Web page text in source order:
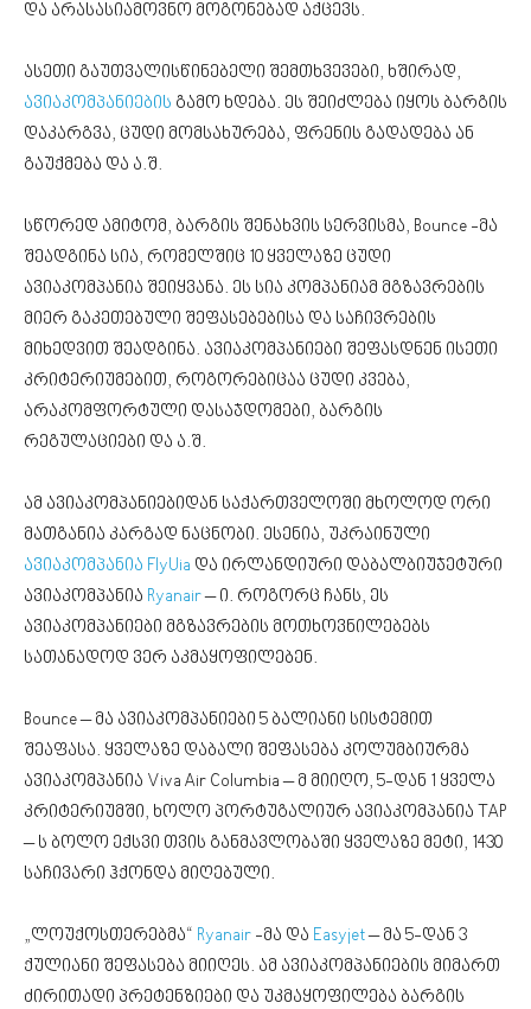
და არასასიამოვნო მოგონებად აქცევს.
ასეთი გაუთვალისწინებელი შემთხვევები, ხშირად,
ავიაკომპანიების გამო ხდება. ეს შეიძლება იყოს ბარგის
დაკარგვა, ცუდი მომსახურება, ფრენის გადადება ან
გაუქმება და ა.შ.
სწორედ ამიტომ, ბარგის შენახვის სერვისმა, Bounce -მა
შეადგინა სია, რომელშიც 10 ყველაზე ცუდი
ავიაკომპანია შეიყვანა. ეს სია კომპანიამ მგზავრების
მიერ გაკეთებული შეფასებებისა და საჩივრების
მიხედვით შეადგინა. ავიაკომპანიები შეფასდნენ ისეთი
კრიტერიუმებით, როგორებიცაა ცუდი კვება,
არაკომფორტული დასაჯდომები, ბარგის
რეგულაციები და ა.შ.
ამ ავიაკომპანიებიდან საქართველოში მხოლოდ ორი
მათგანია კარგად ნაცნობი. ესენია, უკრაინული
ავიაკომპანია FlyUia და ირლანდიური დაბალბიუჯეტური
ავიაკომპანია Ryanair– ი. როგორც ჩანს, ეს
ავიაკომპანიები მგზავრების მოთხოვნილებებს
სათანადოდ ვერ აკმაყოფილებენ.
Bounce – მა ავიაკომპანიები 5 ბალიანი სისტემით
შეაფასა. ყველაზე დაბალი შეფასება კოლუმბიურმა
ავიაკომპანია Viva Air Columbia – მ მიიღო, 5-დან 1 ყველა
კრიტერიუმში, ხოლო პორტუგალიურ ავიაკომპანია TAP
– ს ბოლო ექსვი თვის განმავლობაში ყველაზე მეტი, 1430
საჩივარი ჰქონდა მიღებული.
„ლოუქოსთერებმა“ Ryanair -მა და Easyjet– მა 5-დან 3
ქულიანი შეფასება მიიღეს. ამ ავიაკომპანიების მიმართ
ძირითადი პრეტენზიები და უკმაყოფილება ბარგის